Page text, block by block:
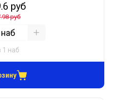
руб
руб
наб
1 наб